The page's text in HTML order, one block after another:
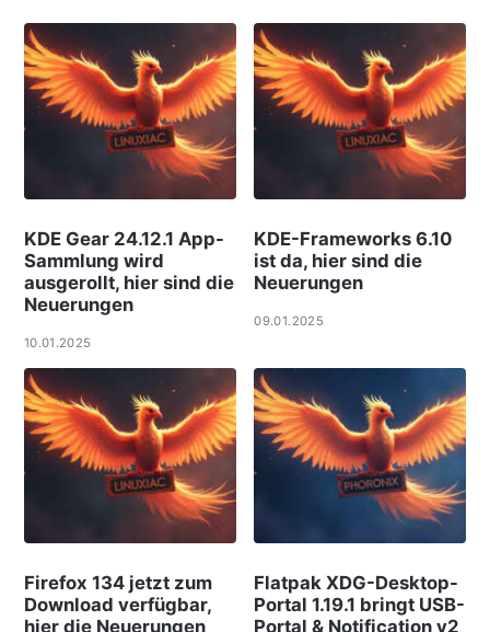
KDE Gear 24.12.1 App-
Sammlung wird
ausgerollt, hier sind die
Neuerungen
10.01.2025
KDE-Frameworks 6.10
ist da, hier sind die
Neuerungen
09.01.2025
Firefox 134 jetzt zum
Download verfügbar,
hier die Neuerungen
Flatpak XDG-Desktop-
Portal 1.19.1 bringt USB-
Portal & Notification v2